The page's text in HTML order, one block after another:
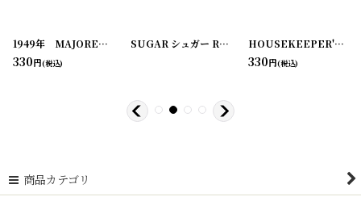
[20210203-5] [20210204-2
1949年 MAJORETTE match-pak LOTTERY(宝くじ) [220107-1]
330円(税込)
SUGAR シュガー RATION STAMP CARD スタンプシート HOUSEKEEPER'S AMMONIA ラベル2枚セット
330円(税込)
商品カテゴリ